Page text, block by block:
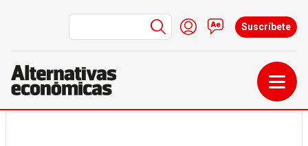
Menú de cuenta de
Iniciar sesión
Contacto
Suscríbete